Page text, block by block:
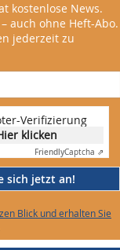
kostenlose News.
auch ohne Heft-Abo.
jederzeit zu
Verifizierung
klicken
FriendlyCaptcha ⇗
sich jetzt an!
Blick und erhalten Sie